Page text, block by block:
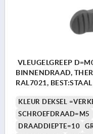
VLEUGELGREEP
BINNENDRAAD,
RAL7021,
KLEUR DEKSEL
SCHROEFDRAAD=M5
DRAADDIEPTE=10